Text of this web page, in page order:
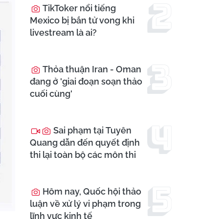
TikToker nổi tiếng
Mexico bị bắn tử vong khi
livestream là ai?
Thỏa thuận Iran - Oman
đang ở 'giai đoạn soạn thảo
cuối cùng'
Sai phạm tại Tuyên
Quang dẫn đến quyết định
thi lại toàn bộ các môn thi
Hôm nay, Quốc hội thảo
luận về xử lý vi phạm trong
lĩnh vực kinh tế